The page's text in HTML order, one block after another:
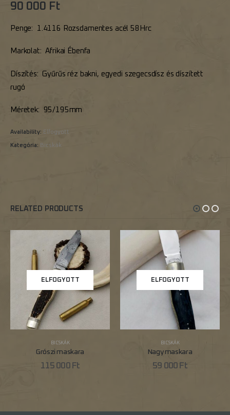
90 000 Ft
Penge: 1.4116 Rozsdamentes acél 58Hrc
Markolat: Afrikai Ébenfa
Díszítés: Gyűrűs réz bakni, egyedi szegecsdísz és díszített
rugó
Méretek: 95/195mm
Availability: Elfogyott
Kategória: Bicskák
RELATED PRODUCTS
ELFOGYOTT
BICSKÁK
Grószi maskara
115 000 Ft
ELFOGYOTT
BICSKÁK
Nagy maskara
59 000 Ft